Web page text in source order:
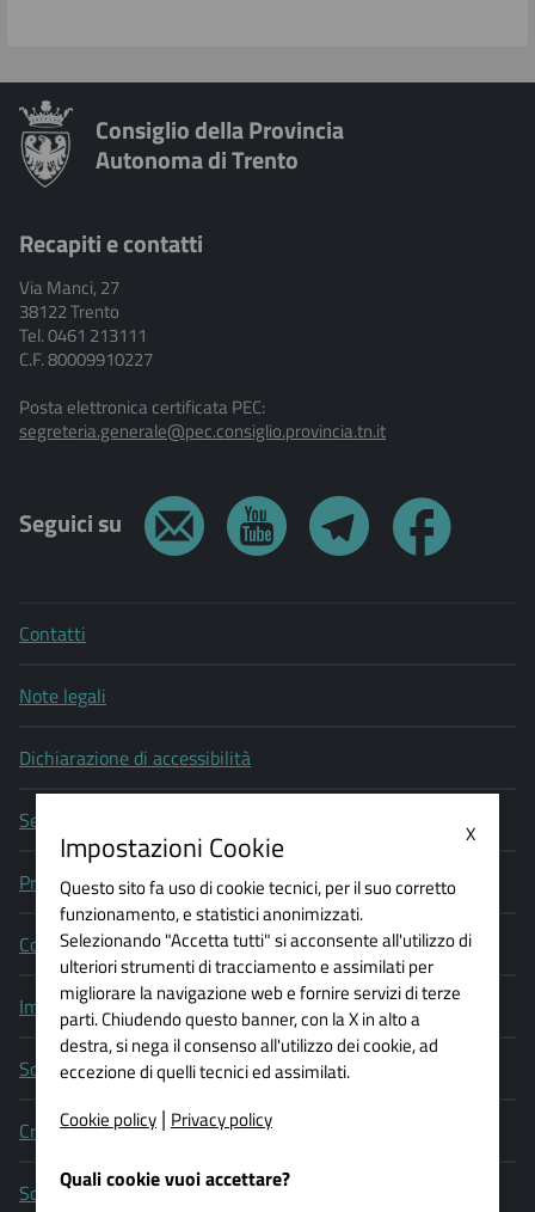
Consiglio della Provincia
Autonoma di Trento
Recapiti e contatti
Via Manci, 27
38122 Trento
Tel. 0461 213111
C.F. 80009910227
Posta elettronica certificata PEC:
segreteria.generale@pec.consiglio.provincia.tn.it
Seguici su
Contatti
Note legali
Dichiarazione di accessibilità
Segnala un problema di accessibilità
Privacy policy
Cookie policy
Impostazioni Cookie
Social media policy
Credits
Scrivi al webmaster
X
Impostazioni Cookie
Questo sito fa uso di cookie tecnici, per il suo corretto
funzionamento, e statistici anonimizzati.
Selezionando "Accetta tutti" si acconsente all'utilizzo di
ulteriori strumenti di tracciamento e assimilati per
migliorare la navigazione web e fornire servizi di terze
parti. Chiudendo questo banner, con la X in alto a
destra, si nega il consenso all'utilizzo dei cookie, ad
eccezione di quelli tecnici ed assimilati.
Cookie policy | Privacy policy
Quali cookie vuoi accettare?